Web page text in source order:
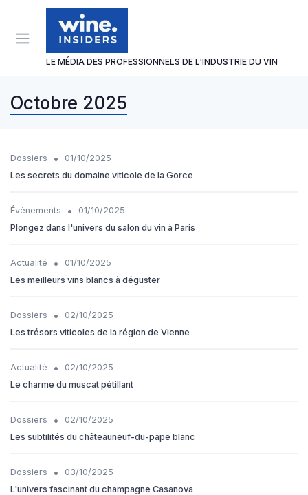
LE MÉDIA DES PROFESSIONNELS DE L'INDUSTRIE DU VIN
Octobre 2025
Dossiers •
01/10/2025
Les secrets du domaine viticole de la Gorce
Évènements •
01/10/2025
Plongez dans l'univers du salon du vin à Paris
Actualité •
01/10/2025
Les meilleurs vins blancs à déguster
Dossiers •
02/10/2025
Les trésors viticoles de la région de Vienne
Actualité •
02/10/2025
Le charme du muscat pétillant
Dossiers •
02/10/2025
Les subtilités du châteauneuf-du-pape blanc
Dossiers •
03/10/2025
L'univers fascinant du champagne Casanova
Panneau de gestion des cookies